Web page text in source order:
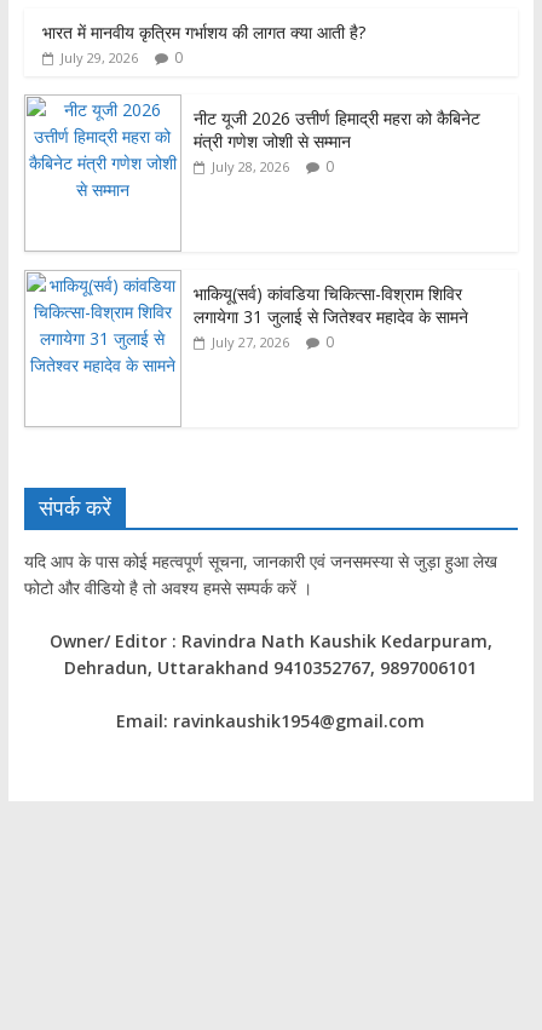
भारत में मानवीय कृत्रिम गर्भाशय की लागत क्या आती है?
July 29, 2026 0
नीट यूजी 2026 उत्तीर्ण हिमाद्री महरा को कैबिनेट
मंत्री गणेश जोशी से सम्मान
July 28, 2026 0
भाकियू(सर्व) कांवडिया चिकित्सा-विश्राम शिविर
लगायेगा 31 जुलाई से जितेश्वर महादेव के सामने
July 27, 2026 0
संपर्क करें
यदि आप के पास कोई महत्वपूर्ण सूचना, जानकारी एवं जनसमस्या से जुड़ा हुआ लेख
फोटो और वीडियो है तो अवश्य हमसे सम्पर्क करें ।
Owner/ Editor : Ravindra Nath Kaushik Kedarpuram,
Dehradun, Uttarakhand 9410352767, 9897006101
Email: ravinkaushik1954@gmail.com